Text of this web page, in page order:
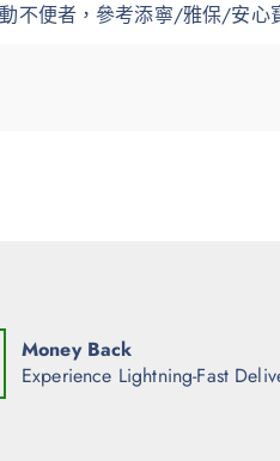
不便者，參考添寧/雅保/安心
Money Back
Experience Lightning-Fast